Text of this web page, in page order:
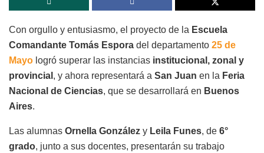
Con orgullo y entusiasmo, el proyecto de la Escuela
Comandante Tomás Espora del departamento 25 de
Mayo logró superar las instancias institucional, zonal y
provincial , y ahora representará a San Juan en la Feria
Nacional de Ciencias, que se desarrollará en Buenos
Aires.
Las alumnas Ornella González y Leila Funes, de 6°
grado, junto a sus docentes, presentarán su trabajo